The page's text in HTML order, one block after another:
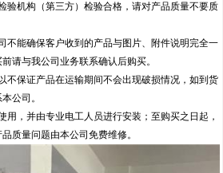
验机构（第三方）检验合格，请对产品质量不要质
不能确保客户收到的产品与图片、附件说明完全一
请与我公司业务联系确认后购买。
不保证产品在运输期间不会出现破损情况，如到货
公司。
用，并由专业电工人员进行安装；至购买之日起，
质量问题由本公司免费维修。